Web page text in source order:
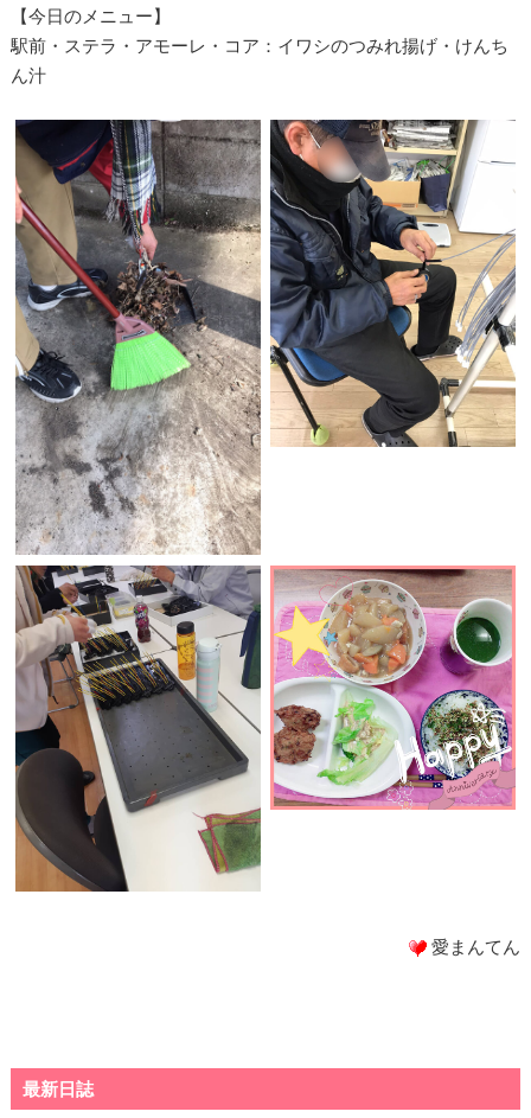
【今日のメニュー】
駅前・ステラ・アモーレ・コア：イワシのつみれ揚げ・けんち
ん汁
愛まんてん
最新日誌